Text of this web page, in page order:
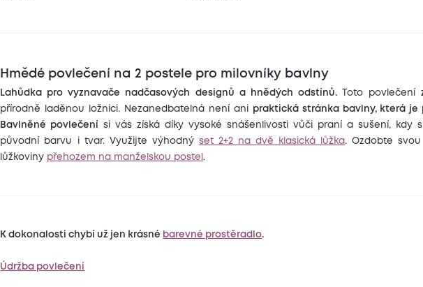
Hmědé povlečení na 2 postele pro milovníky bavlny
Lahůdka pro vyznavače nadčasových designů a hnědých odstínů. Toto povlečení
přírodně laděnou ložnici. Nezanedbatelná není ani
praktická stránka bavlny, která je
Bavlněné povlečení si vás získá díky vysoké snášenlivosti vůči praní a sušení, kdy
původní barvu i tvar. Využijte výhodný set 2+2 na dvě klasická lůžka. Ozdobte
lůžkoviny přehozem na manželskou postel .
K dokonalosti chybí už jen krásné barevné prostěradlo.
Údržba povlečení